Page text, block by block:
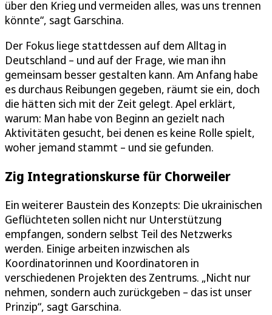
über den Krieg und vermeiden alles, was uns trennen
könnte“, sagt Garschina.
Der Fokus liege stattdessen auf dem Alltag in
Deutschland – und auf der Frage, wie man ihn
gemeinsam besser gestalten kann. Am Anfang habe
es durchaus Reibungen gegeben, räumt sie ein, doch
die hätten sich mit der Zeit gelegt. Apel erklärt,
warum: Man habe von Beginn an gezielt nach
Aktivitäten gesucht, bei denen es keine Rolle spielt,
woher jemand stammt – und sie gefunden.
Zig Integrationskurse für Chorweiler
Ein weiterer Baustein des Konzepts: Die ukrainischen
Geflüchteten sollen nicht nur Unterstützung
empfangen, sondern selbst Teil des Netzwerks
werden. Einige arbeiten inzwischen als
Koordinatorinnen und Koordinatoren in
verschiedenen Projekten des Zentrums. „Nicht nur
nehmen, sondern auch zurückgeben – das ist unser
Prinzip“, sagt Garschina.